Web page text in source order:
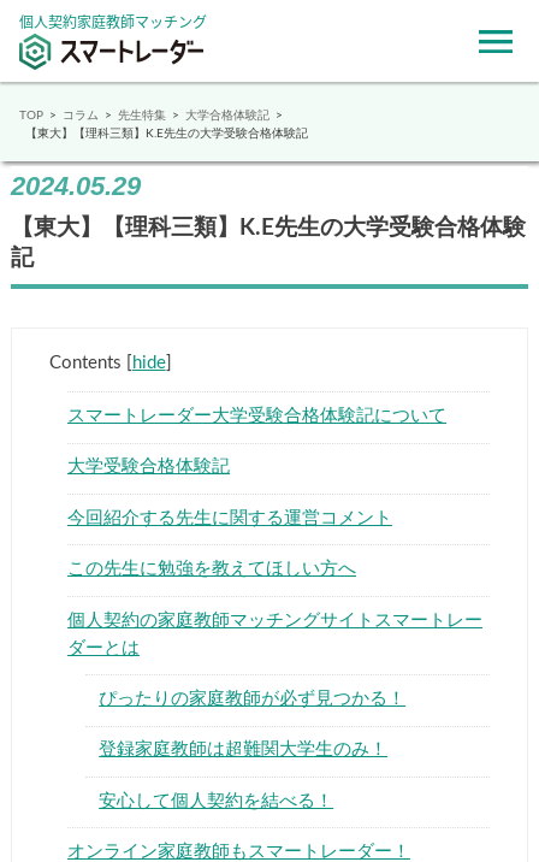
個人契約家庭教師マッチング
▶
TOP コラム 先生特集
大学合格体験記
【東大】【理科三類】K.E先生の大学受験合格体験記
2024.05.29
【東大】【理科三類】K.E先生の大学受験合格体験
記
Contents hide]
スマートレーダー大学受験合格体験記について
大学受験合格体験記
今回紹介する先生に関する運営コメント
この先生に勉強を教えてほしい方へ
個人契約の家庭教師マッチングサイトスマートレー
ダーとは
ぴったりの家庭教師が必ず見つかる！
登録家庭教師は超難関大学生のみ！
安心して個人契約を結べる！
オンライン家庭教師もスマートレーダー！